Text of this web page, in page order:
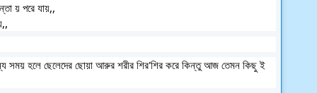
য় পরে যায়,,
সময় হলে ছেলেদের ছোয়া আরুর শরীর শির'শির করে কিন্তু আজ তেমন কিছু ই